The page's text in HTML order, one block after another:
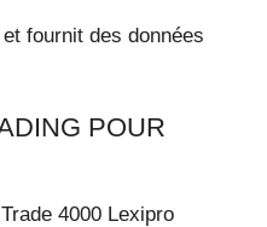
fournit des données
POUR
4000 Lexipro